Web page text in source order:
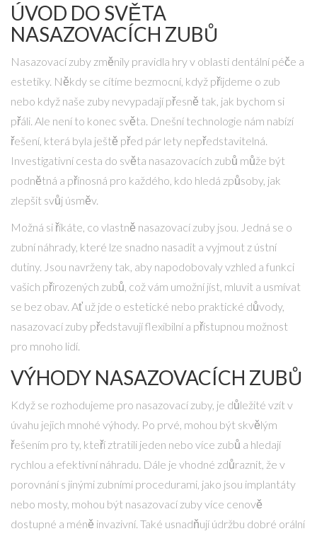
ÚVOD DO SVĚTA
NASAZOVACÍCH ZUBŮ
Nasazovací zuby změnily pravidla hry v oblasti dentální péče a
estetiky. Někdy se cítíme bezmocní, když přijdeme o zub
nebo když naše zuby nevypadají přesně tak, jak bychom si
přáli. Ale není to konec světa. Dnešní technologie nám nabízí
řešení, která byla ještě před pár lety nepředstavitelná.
Investigativní cesta do světa nasazovacích zubů může být
podnětná a přínosná pro každého, kdo hledá způsoby, jak
zlepšit svůj úsměv.
Možná si říkáte, co vlastně nasazovací zuby jsou. Jedná se o
zubní náhrady, které lze snadno nasadit a vyjmout z ústní
dutiny. Jsou navrženy tak, aby napodobovaly vzhled a funkci
vašich přirozených zubů, což vám umožní jíst, mluvit a usmívat
se bez obav. Ať už jde o estetické nebo praktické důvody,
nasazovací zuby představují flexibilní a přístupnou možnost
pro mnoho lidí.
VÝHODY NASAZOVACÍCH ZUBŮ
Když se rozhodujeme pro nasazovací zuby, je důležité vzít v
úvahu jejich mnohé výhody. Po prvé, mohou být skvělým
řešením pro ty, kteří ztratili jeden nebo více zubů a hledají
rychlou a efektivní náhradu. Dále je vhodné zdůraznit, že v
porovnání s jinými zubními procedurami, jako jsou implantáty
nebo mosty, mohou být nasazovací zuby více cenově
dostupné a méně invazivní. Také usnadňují údržbu dobré orální